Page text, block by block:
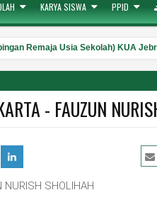
KARYA SISWA PPID
Remaja Usia Sekolah) KUA
- FAUZUN
NURISH SHOLIHAH